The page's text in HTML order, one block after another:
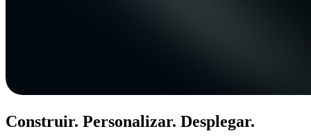
Construir. Personalizar. Desplegar.